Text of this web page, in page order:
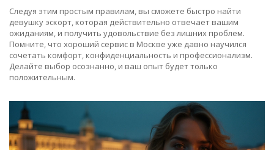
Следуя этим простым правилам, вы сможете быстро найти
девушку эскорт, которая действительно отвечает вашим
ожиданиям, и получить удовольствие без лишних проблем.
Помните, что хороший сервис в Москве уже давно научился
сочетать комфорт, конфиденциальность и профессионализм.
Делайте выбор осознанно, и ваш опыт будет только
положительным.